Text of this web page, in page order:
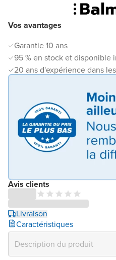
Vos avantages
Garantie 10 ans
95 % en stock et disponible
20 ans d'expérience dans
Avis clients
Livraison
Caractéristiques